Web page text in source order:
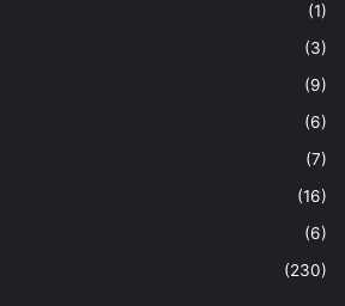
(1)
(3)
(9)
(6)
(7)
(16)
(6)
(230)